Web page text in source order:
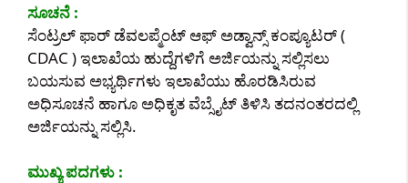
ಸೂಚನೆ :
ಸೆಂಟ್ರಲ್ ಫಾರ್ ಡೆವಲಪ್ಮೆಂಟ್ ಆಫ್ ಅಡ್ವಾನ್ಸ್ ಕಂಪ್ಯೂಟರ್ (
CDAC ) ಇಲಾಖೆಯ ಹುದ್ದೆಗಳಿಗೆ ಅರ್ಜಿಯನ್ನು ಸಲ್ಲಿಸಲು
ಬಯಸುವ ಅಭ್ಯರ್ಥಿಗಳು ಇಲಾಖೆಯು ಹೊರಡಿಸಿರುವ
ಅಧಿಸೂಚನೆ ಹಾಗೂ ಅಧಿಕೃತ ವೆಬ್ಸೈಟ್ ತಿಳಿಸಿ ತದನಂತರದಲ್ಲಿ
ಅರ್ಜಿಯನ್ನು ಸಲ್ಲಿಸಿ.
ಮುಖ್ಯ ಪದಗಳು :